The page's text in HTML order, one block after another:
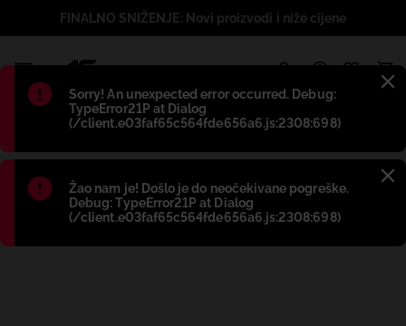
Błąd:
Sorry! An unexpected error occurred. Debug:
TypeError21P at Dialog
(/client.e03faf65c564fde656a6.js:2308:698)
Błąd:
Žao nam je! Došlo je do neočekivane pogreške.
Debug: TypeError21P at Dialog
(/client.e03faf65c564fde656a6.js:2308:698)
FINALNO SNIŽENJE: Novi proizvodi i niže cijene